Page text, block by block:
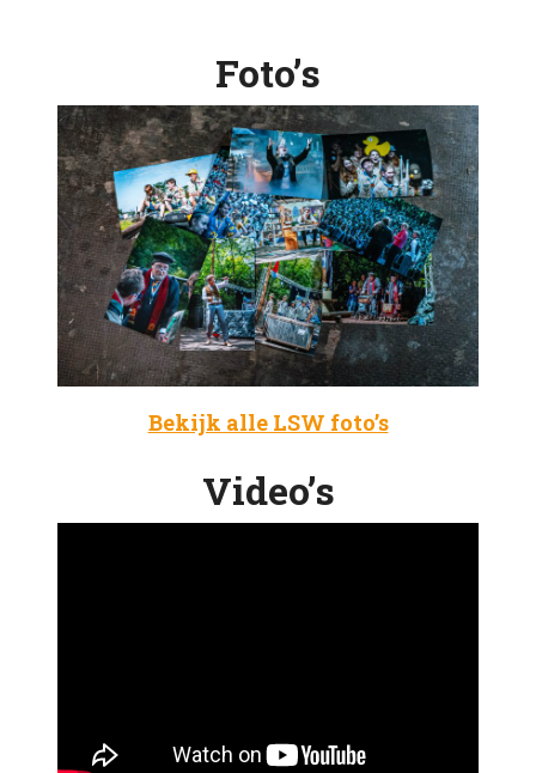
t
Foto’s
Bekijk alle LSW foto’s
Video’s